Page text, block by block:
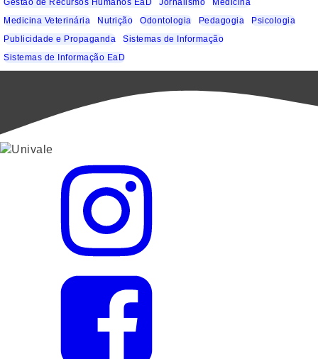
Gestão de Recursos Humanos EaD Jornalismo
Medicina
Medicina Veterinária
Nutrição Odontologia Pedagogia
Psicologia
Publicidade e Propaganda
Sistemas de Informação
Sistemas de Informação EaD